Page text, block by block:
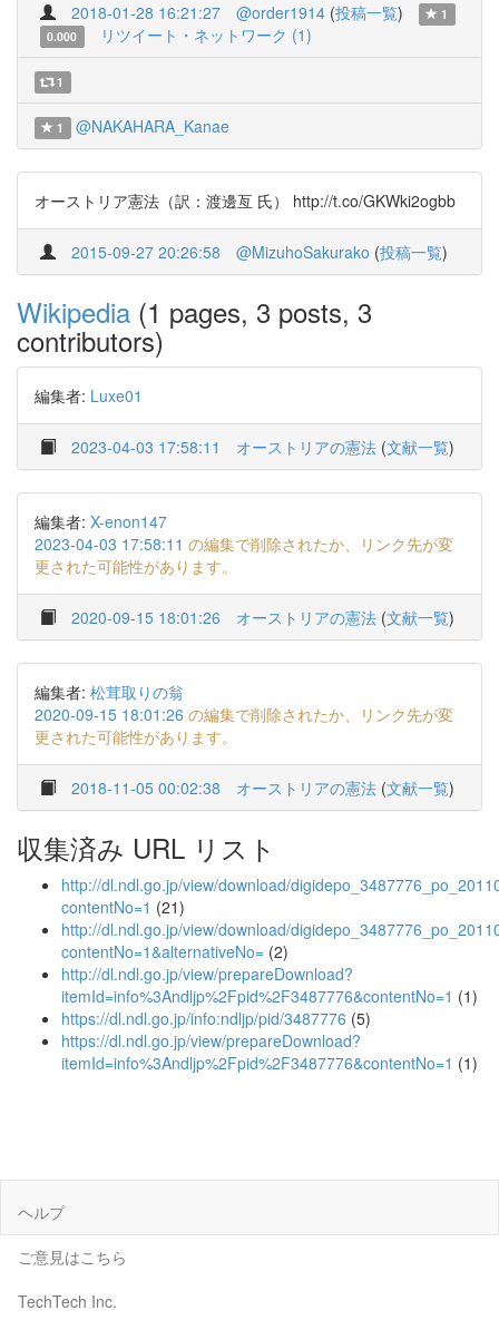
2018-01-28 16:21:27 @order1914 (投稿一覧)
1
0.000
リツイート・ネットワーク (1)
1
1 @NAKAHARA_Kanae
オーストリア憲法（訳：渡邊亙 氏） http://t.co/GKWki2ogbb
2015-09-27 20:26:58 @MizuhoSakurako (投稿一覧)
Wikipedia (1 pages, 3 posts, 3
contributors)
編集者: Luxe01
2023-04-03 17:58:11 オーストリアの憲法 (文献一覧)
編集者: X-enon147
2023-04-03 17:58:11 の編集で削除されたか、リンク先が変
更された可能性があります。
2020-09-15 18:01:26 オーストリアの憲法 (文献一覧)
編集者: 松茸取りの翁
2020-09-15 18:01:26 の編集で削除されたか、リンク先が変
更された可能性があります。
2018-11-05 00:02:38 オーストリアの憲法 (文献一覧)
収集済み URL リスト
http://dl.ndl.go.jp/view/download/
contentNo=1 (21)
http://dl.ndl.go.jp/view/download/
contentNo=1&alternativeNo= (2)
http://dl.ndl.go.jp/view/prepareDownload?
itemId=info%3Andljp%2Fpid%2F3487776&contentNo=1 (1)
https://dl.ndl.go.jp/info:ndljp/pid/3487776 (5)
https://dl.ndl.go.jp/view/prepareDownload?
itemId=info%3Andljp%2Fpid%2F3487776&contentNo=1 (1)
ヘルプ
ご意見はこちら
TechTech Inc.